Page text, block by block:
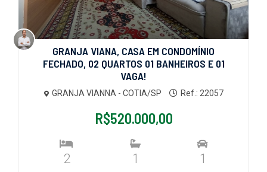
GRANJA VIANA, CASA EM CONDOMÍNIO
FECHADO, 02 QUARTOS 01 BANHEIROS E 01
VAGA!
GRANJA VIANNA - COTIA/SP Ref.: 22057
R$520.000,00
2 1 1